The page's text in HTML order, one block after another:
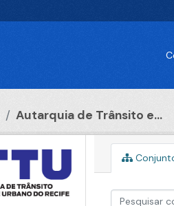
Autarquia de Trânsito e...